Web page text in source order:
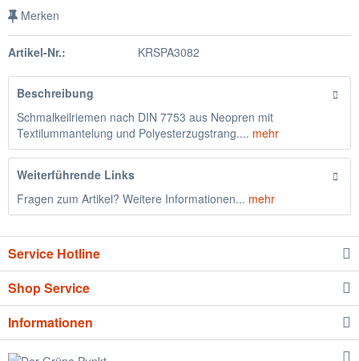
Merken
Artikel-Nr.: KRSPA3082
Beschreibung
Schmalkeilriemen nach DIN 7753 aus Neopren mit
Textilummantelung und Polyesterzugstrang.... mehr
Weiterführende Links
Fragen zum Artikel? Weitere Informationen... mehr
Service Hotline
Shop Service
Informationen